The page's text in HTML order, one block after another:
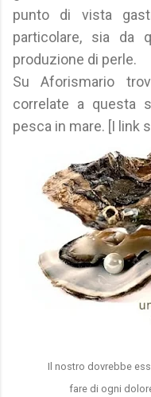
punto di vista
particolare, sia da
produzione di perle.
Su Aforismario
correlate a questa
pesca in mare. [I link
Il nostro dovrebbe
fare di ogni